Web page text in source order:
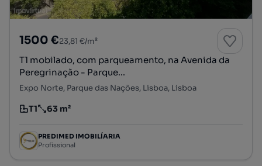
1500 €23,81 €/m²
T1 mobilado, com parqueamento, na Avenida da
Peregrinação - Parque...
Expo Norte, Parque das Nações, Lisboa, Lisboa
Tipologia
T1
Preço por metro quadrado
63 m²
PREDIMED IMOBILÍARIA
Profissional